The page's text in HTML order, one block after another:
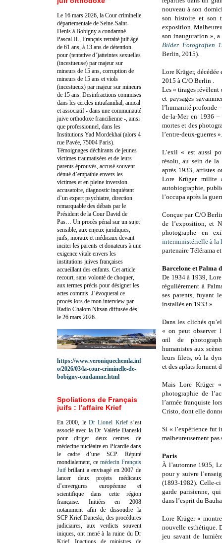
nouveau à son
son histoire et son
exposition.
son inauguration »,
Bilder. Fotografien
Berlin, 2015).
Lore Krüger,
2015 à C/O Berlin .
Les « tirages révèlent
et paysages
l’humanité profonde
de-la-Mer en 1936 –
mortes et des
l’entre-deux-guerres ».
L’exil « est aussi
résolu, au sein de la
après 1933, artistes
Lore Krüger milite
autobiographie,
l’occupa après la
Conçue par C/O
de l’exposition, et
photographe en
interministérielle à la
partenaire Télérama
Barcelone et Palma
De 1934 à 1939,
régulièrement à
ses parents, fuyant
installés en 1933 ».
Dans les clichés
« on peut observer
œil de
humanistes aux
leurs filets, où la
et des aplats forment
Mais Lore Krüger
photographie de
l’armée franquiste
Cristo, dont elle
Si « l’expérience fut
malheureusement pas
Paris
À l’automne 1935,
pour y suivre
(1893-1982). Celle-
garde parisienne,
dans l’esprit du
Lore Krüger «
nouvelle esthétique.
jeu savant de
Le 16 mars 2026, la Cour criminelle
départementale de Seine-Saint-
Denis à Bobigny a condamné
Pascal H., Français retraité juif âgé
de 61 ans, à 13 ans de détention
pour (tentative d’)atteintes sexuelles
(incestueuse) par majeur sur
mineurs de 15 ans, corruption de
mineurs de 15 ans et viols
(incestueux) par majeur sur mineurs
de 15 ans. Desinfractions commises
dans les cercles intrafamilial, amical
et associatif - dans une communauté
juive orthodoxe francilienne -, ainsi
que professionnel, dans les
Institutions Yad Mordekhaï (alors 4
rue Pavée, 75004 Paris).
Témoignages déchirants de jeunes
victimes traumatisées et de leurs
parents éprouvés, accusé souvent
dénué d’empathie envers les
victimes et en pleine inversion
accusatoire, diagnostic inquiétant
d’un expert psychiatre, direction
remarquable des débats par le
Président de la Cour David de
Pas… Un procès pénal sur un sujet
sensible, aux enjeux juridiques,
juifs, moraux et médicaux devant
inciter les parents et donateurs à une
exigence vitale envers les
institutions juives françaises
accueillant des enfants. Cet article
recourt, sans volonté de choquer,
aux termes précis pour désigner les
actes commis. J’évoquerai ce
procès lors de mon interview par
Radio Chalom Nitsan diffusée dès
le 26 mars 2026.
https://www.veroniquechemla.inf
o/2026/03/la-cour-criminelle-de-
bobigny-condamne.html
Spoliations de Français
juifs : l’affaire Krief
En 2000, le Dr Lionel Kriefs’est
associé avec la Dr Valérie Daneski
pour diriger deux centres de
médecine nucléaire en Picardie dans
le cadre d’une SCP. Réputé
mondialement, ce médecin Français
Juif brillant a envisagé en 2007 de
lancer deux projets médicaux
d’envergures européenne et
scientifique dans cette région
française. Initiées en 2008
notamment afin de dissoudre la
SCP Krief Daneski, des procédures
judiciaires, aux verdicts souvent
iniques, ont mené à la ruine du Dr
Krief.Inactions de ministres de